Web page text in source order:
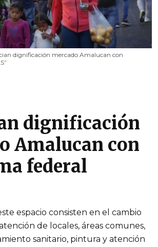
dignificación mercado Amalucan con
dignificación
Amalucan con
federal
espacio consisten en el cambio
de locales, áreas comunes,
sanitario, pintura y atención